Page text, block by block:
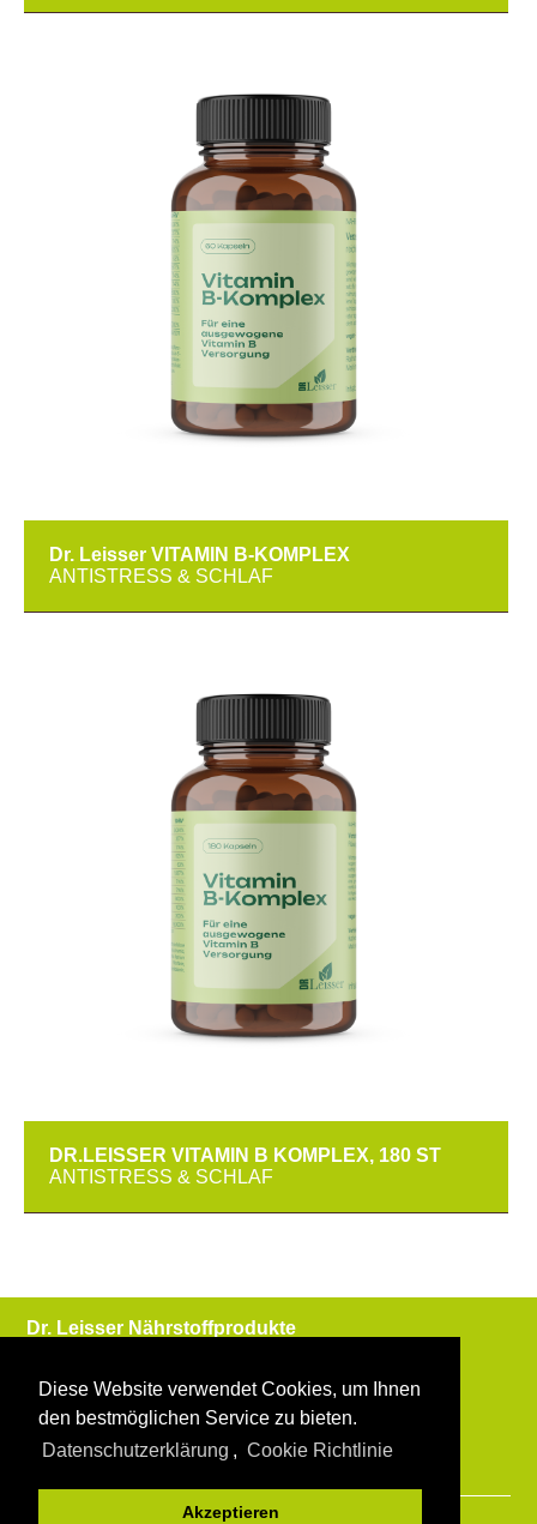
Diese Website verwendet Cookies, um Ihnen
den bestmöglichen Service zu bieten.
Datenschutzerklärung , Cookie Richtlinie
Akzeptieren
Dr. Leisser VITAMIN B-KOMPLEX
ANTISTRESS & SCHLAF
DR.LEISSER VITAMIN B KOMPLEX, 180 ST
ANTISTRESS & SCHLAF
Dr. Leisser Nährstoffprodukte
1210 Wien
Tel:+43 1 9166120
office@dr-leisser.at